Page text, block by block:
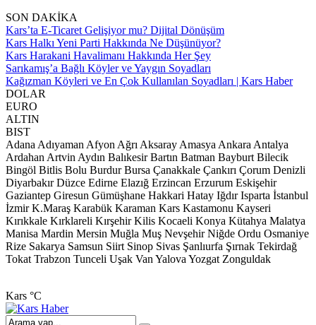
SON DAKİKA
Kars’ta E-Ticaret Gelişiyor mu? Dijital Dönüşüm
Kars Halkı Yeni Parti Hakkında Ne Düşünüyor?
Kars Harakani Havalimanı Hakkında Her Şey
Sarıkamış’a Bağlı Köyler ve Yaygın Soyadları
Kağızman Köyleri ve En Çok Kullanılan Soyadları | Kars Haber
DOLAR
EURO
ALTIN
BIST
Adana Adıyaman Afyon Ağrı Aksaray Amasya Ankara Antalya
Ardahan Artvin Aydın Balıkesir Bartın Batman Bayburt Bilecik
Bingöl Bitlis Bolu Burdur Bursa Çanakkale Çankırı Çorum Denizli
Diyarbakır Düzce Edirne Elazığ Erzincan Erzurum Eskişehir
Gaziantep Giresun Gümüşhane Hakkari Hatay Iğdır Isparta İstanbul
İzmir K.Maraş Karabük Karaman Kars Kastamonu Kayseri
Kırıkkale Kırklareli Kırşehir Kilis Kocaeli Konya Kütahya Malatya
Manisa Mardin Mersin Muğla Muş Nevşehir Niğde Ordu Osmaniye
Rize Sakarya Samsun Siirt Sinop Sivas Şanlıurfa Şırnak Tekirdağ
Tokat Trabzon Tunceli Uşak Van Yalova Yozgat Zonguldak
Kars °C